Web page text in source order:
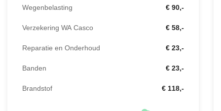
Wegenbelasting € 90,-
Verzekering WA Casco € 58,-
Reparatie en Onderhoud € 23,-
Banden € 23,-
Brandstof € 118,-